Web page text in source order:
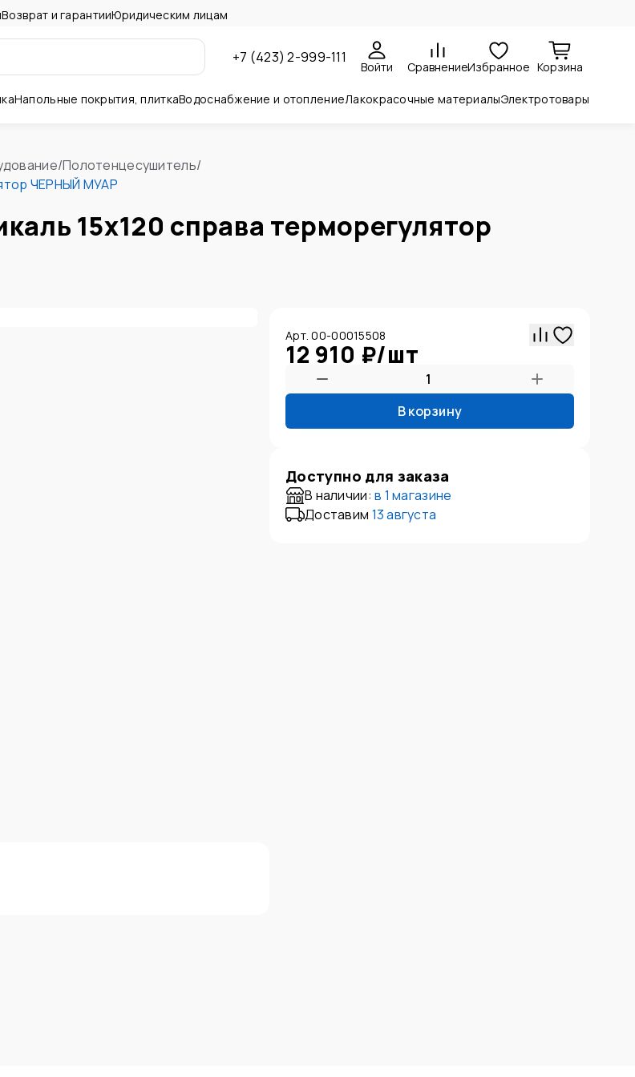
Возврат и гарантииЮридическим лицам
+7 (423) 2-999-111
Войти СравнениеИзбранное Корзина
Напольные покрытия, плиткаВодоснабжение и отоплениеЛакокрасочные материалыЭлектротовары
/Полотенцесушитель/
ЧЕРНЫЙ МУАР
15х120 справа терморегулятор
Арт. 00-00015508
12 910 ₽/шт
В корзину
Доступно для заказа
В наличии: в 1 магазине
Доставим 13 августа